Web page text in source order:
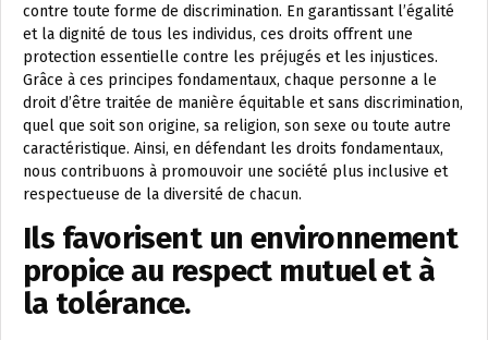
contre toute forme de discrimination. En garantissant l’égalité
et la dignité de tous les individus, ces droits offrent une
protection essentielle contre les préjugés et les injustices.
Grâce à ces principes fondamentaux, chaque personne a le
droit d’être traitée de manière équitable et sans discrimination,
quel que soit son origine, sa religion, son sexe ou toute autre
caractéristique. Ainsi, en défendant les droits fondamentaux,
nous contribuons à promouvoir une société plus inclusive et
respectueuse de la diversité de chacun.
Ils favorisent un environnement
propice au respect mutuel et à
la tolérance.